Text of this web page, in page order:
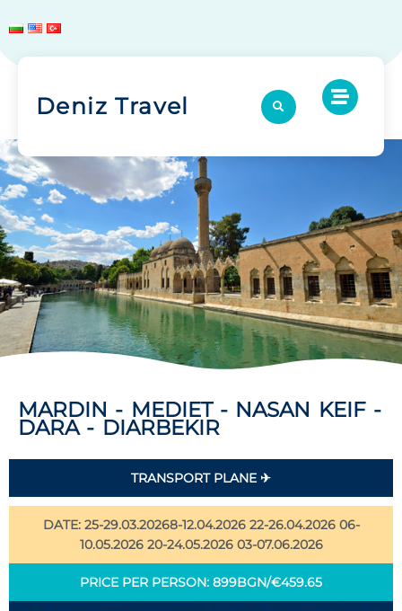
Deniz Travel
MARDIN - MEDIET - NASAN KEIF -
DARA - DIARBEKIR
TRANSPORT PLANE ✈
DATE: 25-29.03.20268-12.04.2026 22-26.04.2026 06-
10.05.2026 20-24.05.2026 03-07.06.2026
PRICE PER PERSON: 899BGN/€459.65